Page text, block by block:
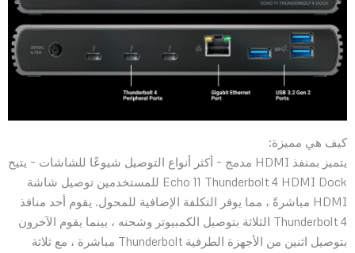
كيف هي مميزة:
يتميز بمنفذ HDMI مدمج – أكثر أنواع التوصيل شيوعًا للشاشات – يتيح
Echo 11 Thunderbolt 4 HDMI Dock للمستخدمين توصيل شاشة
HDMI مباشرةً ، مما يوفر التكلفة الإضافية للمحول. يقوم أحد منافذ
Thunderbolt 4 الثلاثة بتوصيل الكمبيوتر وشحنه ، بينما يقوم الآخرون
بتوصيل اثنين من الأجهزة الطرفية Thunderbolt مباشرة ، مع ثلاثة